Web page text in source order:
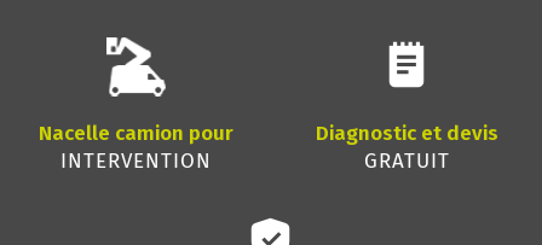
Nacelle camion pour
INTERVENTION
Diagnostic et devis
GRATUIT